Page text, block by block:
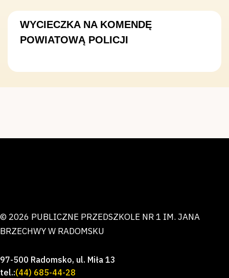
WYCIECZKA NA KOMENDĘ
POWIATOWĄ POLICJI
© 2026 PUBLICZNE PRZEDSZKOLE NR 1 IM. JANA
BRZECHWY W RADOMSKU
97-500 Radomsko, ul. Miła 13
tel.:(44) 685-44-28